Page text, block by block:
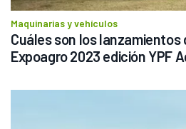
Maquinarias y vehículos
Cuáles son los lanzamientos
Expoagro 2023 edición YPF